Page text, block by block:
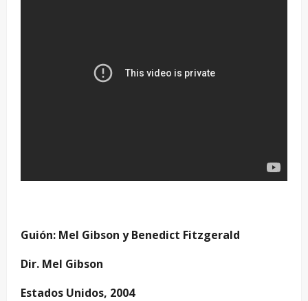
Guión: Mel Gibson y Benedict Fitzgerald
Dir. Mel Gibson
Estados Unidos, 2004